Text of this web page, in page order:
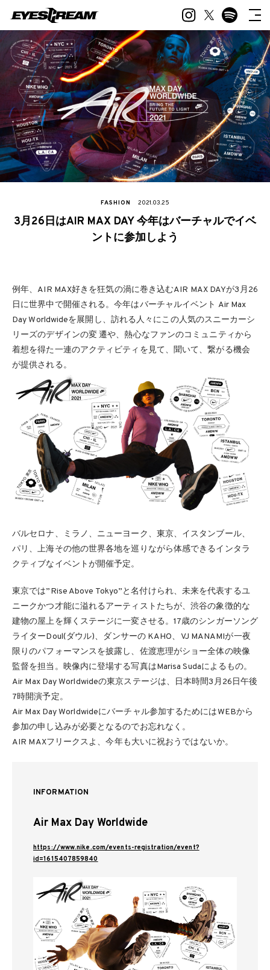
FASHION 2021.03.25
3月26日はAIR MAX DAY 今年はバーチャルでイベ
ントに参加しよう
例年、AIR MAX好きを狂気の渦に巻き込むAIR MAX DAYが3月26
日に世界中で開催される。今年はバーチャルイベント Air Max
Day Worldwideを展開し、訪れる人々にこの人気のスニーカーシ
リーズのデザインの変 遷や、熱心なファンのコミュニティから
着想を得た一連のアクティビティを見て、聞いて、繋がる機会
が提供される。
バルセロナ、ミラノ、ニューヨーク、東京、イスタンブール、
パリ、上海その他の世界各地を巡りながら体感できるインタラ
クティブなイベントが開催予定。
東京では”Rise Above Tokyo”と名付けられ、未来を代表するユ
ニークかつ才能に溢れるアーティストたちが、渋谷の象徴的な
建物の屋上を輝くステージに一変させる。17歳のシンガーソング
ライターDoul(ダウル)、ダンサーの KAHO、VJ MANAMIが一夜
限りのパフォーマンスを披露し、佐渡恵理がショー全体の映像
監督を担当。映像内に登場する写真はMarisa Sudaによるもの。
Air Max Day Worldwideの東京ステージは、日本時間3月26日午後
7時開演予定。
Air Max Day Worldwideにバーチャル参加するためにはWEBから
参加の申し込みが必要となるのでお忘れなく。
AIR MAXフリークスよ、今年も大いに祝おうではないか。
INFORMATION
Air Max Day Worldwide
https://www.nike.com/events-registration/event?
id=1615407859840